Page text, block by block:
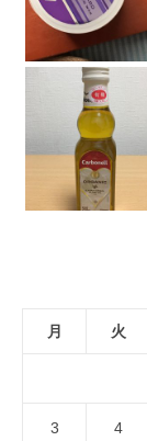
月 火
3 4